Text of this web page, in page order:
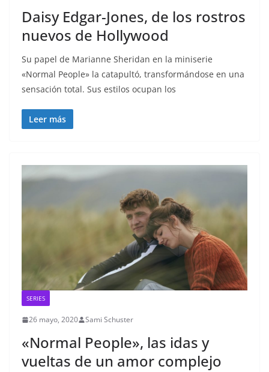
Daisy Edgar-Jones, de los rostros
nuevos de Hollywood
Su papel de Marianne Sheridan en la miniserie
«Normal People» la catapultó, transformándose en una
sensación total. Sus estilos ocupan los
Leer más
SERIES
26 mayo, 2020 Sami Schuster
«Normal People», las idas y
vueltas de un amor complejo